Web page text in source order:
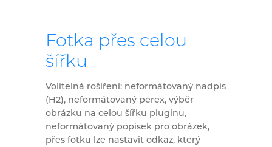
Fotka přes celou
šířku
Volitelná rošíření: neformátovaný nadpis
(H2), neformátovaný perex, výběr
obrázku na celou šířku pluginu,
neformátovaný popisek pro obrázek,
přes fotku lze nastavit odkaz, který